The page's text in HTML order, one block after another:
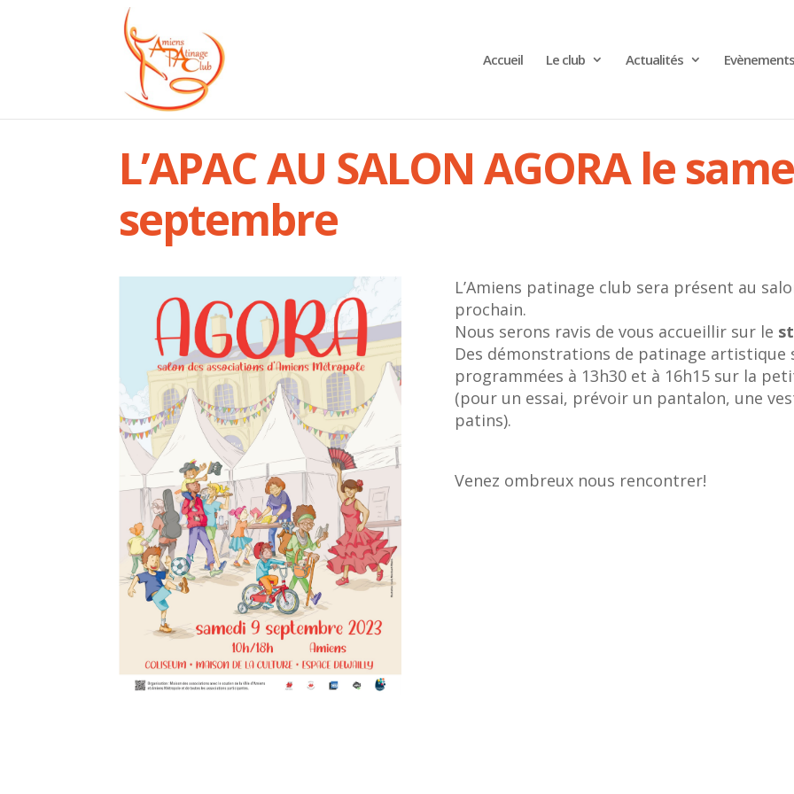
Accueil Le club Actualités Evènements
L’APAC AU SALON AGORA le
septembre
L’Amiens patinage club sera présent au
prochain.
Nous serons ravis de vous accueillir sur le
Des démonstrations de patinage artistique
programmées à 13h30 et à 16h15 sur la
(pour un essai, prévoir un pantalon, une
patins).
Venez ombreux nous rencontrer!